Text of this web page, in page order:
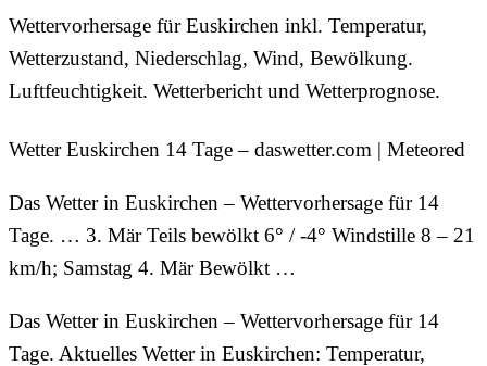
Wettervorhersage für Euskirchen inkl. Temperatur,
Wetterzustand, Niederschlag, Wind, Bewölkung.
Luftfeuchtigkeit. Wetterbericht und Wetterprognose.
Wetter Euskirchen 14 Tage – daswetter.com | Meteored
Das Wetter in Euskirchen – Wettervorhersage für 14
Tage. … 3. Mär Teils bewölkt 6° / -4° Windstille 8 – 21
km/h; Samstag 4. Mär Bewölkt …
Das Wetter in Euskirchen – Wettervorhersage für 14
Tage. Aktuelles Wetter in Euskirchen: Temperatur,